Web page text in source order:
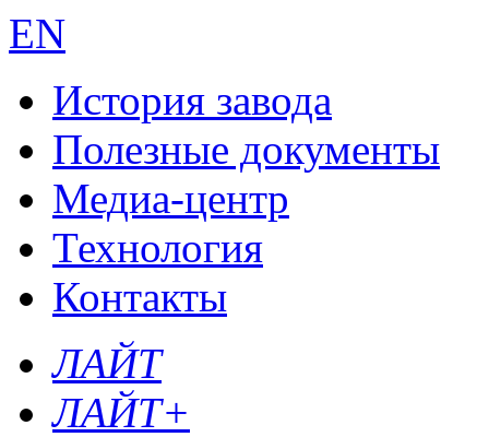
EN
История завода
Полезные документы
Медиа-центр
Технология
Контакты
ЛАЙТ
ЛАЙТ+